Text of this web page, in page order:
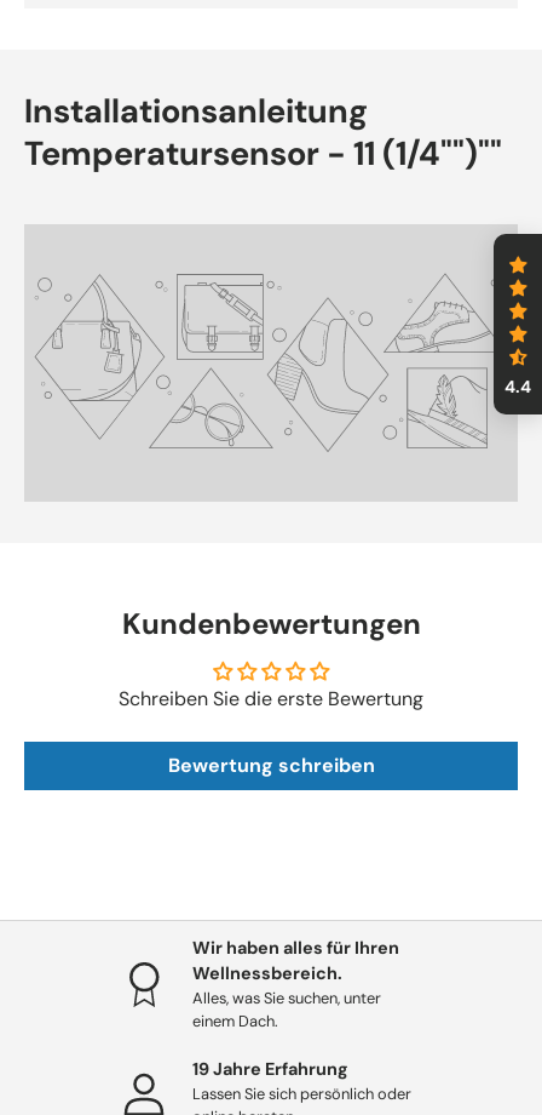
Installationsanleitung
Temperatursensor - 11 (1/4"")""
Kundenbewertungen
Schreiben Sie die erste Bewertung
Bewertung schreiben
Wir haben alles für Ihren
Wellnessbereich.
Alles, was Sie suchen, unter
einem Dach.
19 Jahre Erfahrung
Lassen Sie sich persönlich oder
4.4